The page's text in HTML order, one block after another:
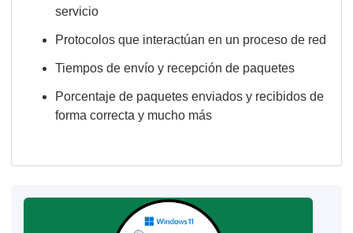
servicio
Protocolos que interactúan en un proceso de red
Tiempos de envío y recepción de paquetes
Porcentaje de paquetes enviados y recibidos de
forma correcta y mucho más